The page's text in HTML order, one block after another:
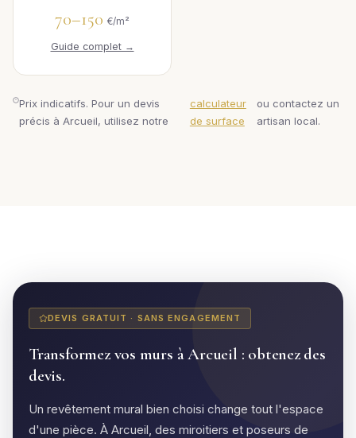
70–150 €/m²
Guide complet →
Prix indicatifs. Pour un devis
précis à Arcueil, utilisez notre
calculateur
de surface
ou contactez un
artisan local.
DEVIS GRATUIT · SANS ENGAGEMENT
Transformez vos murs à Arcueil : obtenez des
devis.
Un revêtement mural bien choisi change tout l'espace
d'une pièce. À Arcueil, des miroitiers et poseurs de